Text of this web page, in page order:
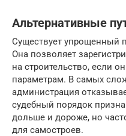
Альтернативные
Существует упрощенный
Она позволяет
на строительство, если
параметрам. В самых
администрация
судебный порядок
дольше и дороже, но
для самостроев.